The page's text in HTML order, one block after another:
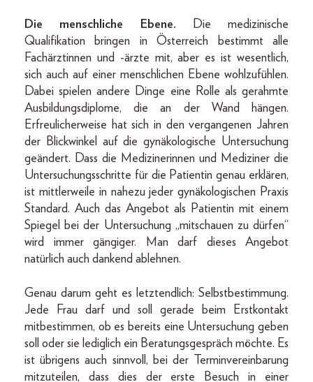
Die menschliche Ebene. Die medizinische
Qualifikation bringen in Österreich bestimmt alle
Fachärztinnen und -ärzte mit, aber es ist wesentlich,
sich auch auf einer menschlichen Ebene wohlzufühlen.
Dabei spielen andere Dinge eine Rolle als gerahmte
Ausbildungsdiplome, die an der Wand hängen.
Erfreulicherweise hat sich in den vergangenen Jahren
der Blickwinkel auf die gynäkologische Untersuchung
geändert. Dass die Medizinerinnen und Mediziner die
Untersuchungsschritte für die Patientin genau erklären,
ist mittlerweile in nahezu jeder gynäkologischen Praxis
Standard. Auch das Angebot als Patientin mit einem
Spiegel bei der Untersuchung „mitschauen zu dürfen“
wird immer gängiger. Man darf dieses Angebot
natürlich auch dankend ablehnen.
Genau darum geht es letztendlich: Selbstbestimmung.
Jede Frau darf und soll gerade beim Erstkontakt
mitbestimmen, ob es bereits eine Untersuchung geben
soll oder sie lediglich ein Beratungsgespräch möchte. Es
ist übrigens auch sinnvoll, bei der Terminvereinbarung
mitzuteilen, dass dies der erste Besuch in einer